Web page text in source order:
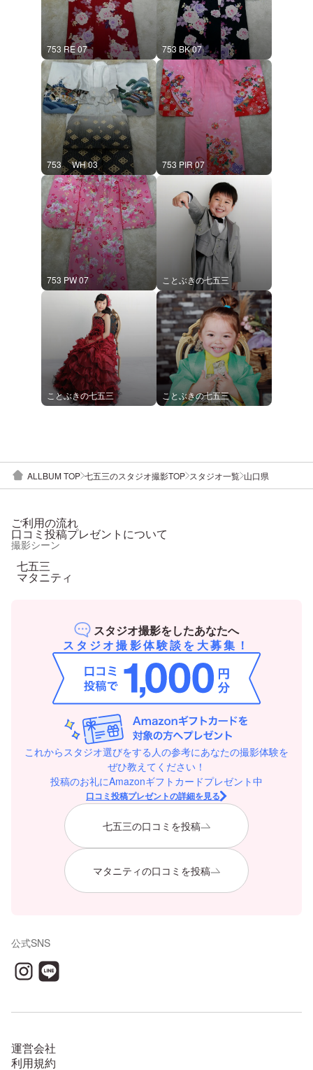
753 RE 07 753 BK 07
753 WH 03 753 PIR 07
753 PW 07 ことぶきの七五三
ことぶきの七五三 ことぶきの七五三
ALLBUM TOP 七五三のスタジオ撮影TOP スタジオ一覧 山口県
ご利用の流れ
口コミ投稿プレゼントについて
撮影シーン
七五三
マタニティ
スタジオ撮影をしたあなたへ
スタジオ撮影体験談を大募集！
これからスタジオ選びをする人の参考にあなたの撮影体験を
ぜひ教えてください！
投稿のお礼にAmazonギフトカードプレゼント中
口コミ投稿プレゼントの詳細を見る
七五三の口コミを投稿
マタニティの口コミを投稿
公式SNS
運営会社
利用規約